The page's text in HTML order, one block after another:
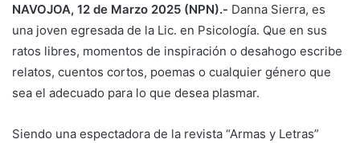
NAVOJOA, 12 de Marzo 2025 (NPN).- Danna Sierra, es
una joven egresada de la Lic. en Psicología. Que en sus
ratos libres, momentos de inspiración o desahogo escribe
relatos, cuentos cortos, poemas o cualquier género que
sea el adecuado para lo que desea plasmar.
Siendo una espectadora de la revista “Armas y Letras”